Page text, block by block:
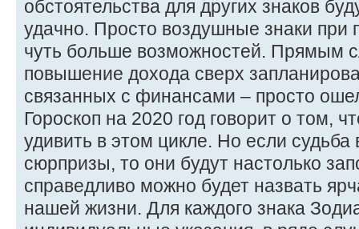
обстоятельства для других знаков
удачно. Просто воздушные знаки при
чуть больше возможностей. Прямым
повышение дохода сверх
связанных с финансами – просто
Гороскоп на 2020 год говорит о том,
удивить в этом цикле. Но если судьба
сюрпризы, то они будут настолько
справедливо можно будет назвать
нашей жизни. Для каждого знака